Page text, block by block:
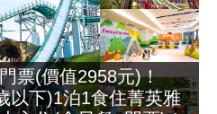
票(價值2958元)！
以下)1泊1食住菁英雅